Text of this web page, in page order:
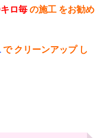
ロ毎の施工 をお勧め
で クリーンアップ し